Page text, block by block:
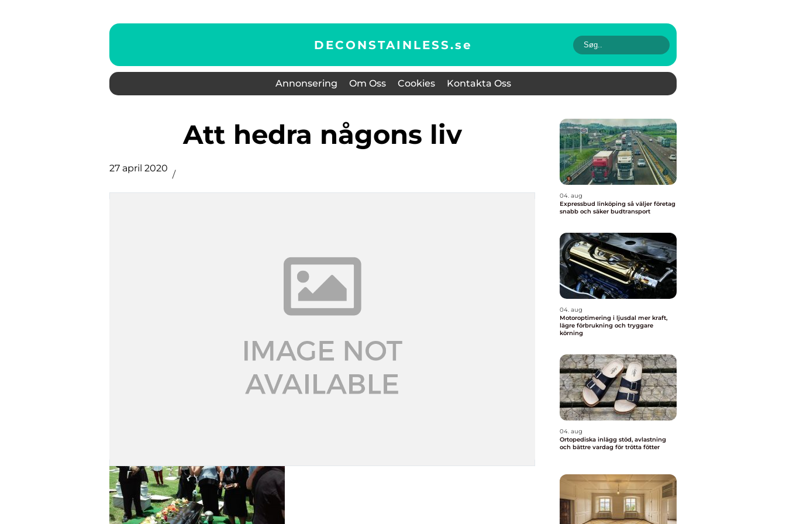
DECONSTAINLESS.se
Annonsering Om Oss Cookies Kontakta Oss
Att hedra någons liv
27 april 2020
04. aug
Expressbud linköping så väljer företag
snabb och säker budtransport
04. aug
Motoroptimering i ljusdal mer kraft,
lägre förbrukning och tryggare
körning
04. aug
Ortopediska inlägg stöd, avlastning
och bättre vardag för trötta fötter